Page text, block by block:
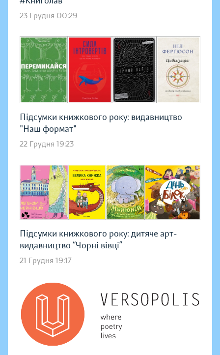
23 Грудня 00:29
Підсумки книжкового року: видавництво
"Наш формат"
22 Грудня 19:23
Підсумки книжкового року: дитяче арт-
видавництво “Чорні вівці”
21 Грудня 19:17